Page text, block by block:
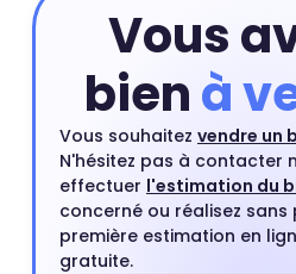
Vous
bienà
Vous souhaitez vendre un
N'hésitez pas à contacter
effectuer l'estimation du
concerné ou réalisez
première estimation en
gratuite.